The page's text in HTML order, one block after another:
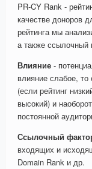
PR-CY Rank -
качестве доноров
рейтинга мы
а также ссылочный
Влияние -
влияние слабое,
(если рейтинг
высокий) и
постоянной
Ссылочный
входящих и
Domain Rank и др.